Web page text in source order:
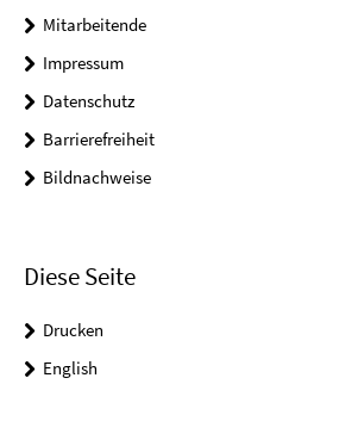
Mitarbeitende
Impressum
Datenschutz
Barrierefreiheit
Bildnachweise
Diese Seite
Drucken
English